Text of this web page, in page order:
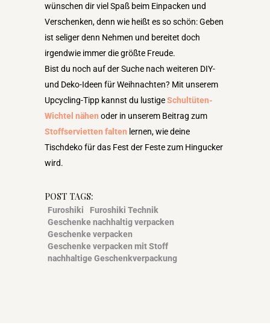
wünschen dir viel Spaß beim Einpacken und
Verschenken, denn wie heißt es so schön: Geben
ist seliger denn Nehmen und bereitet doch
irgendwie immer die größte Freude.
Bist du noch auf der Suche nach weiteren DIY-
und Deko-Ideen für Weihnachten? Mit unserem
Upcycling-Tipp kannst du lustigeSchultüten-
Wichtel nähen oder in unserem Beitrag zum
Stoffservietten falten lernen, wie deine
Tischdeko für das Fest der Feste zum Hingucker
wird.
POST TAGS:
Furoshiki
Furoshiki Technik
Geschenke nachhaltig verpacken
Geschenke verpacken
Geschenke verpacken mit Stoff
nachhaltige Geschenkverpackung